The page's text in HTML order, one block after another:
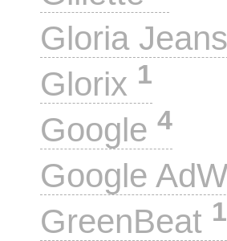
Gloria Jeans
Glorix 1
Google 4
Google
GreenBeat 1